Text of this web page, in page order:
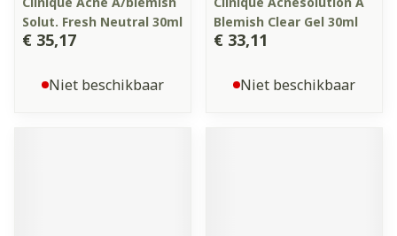
Solut. Fresh Neutral 30ml
€ 35,17
Niet beschikbaar
Blemish Clear Gel 30ml
€ 33,11
Niet beschikbaar